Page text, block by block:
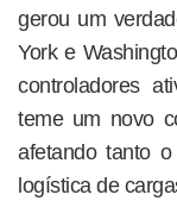
gerou um
York e
controladores
teme um novo
afetando tanto
logística de